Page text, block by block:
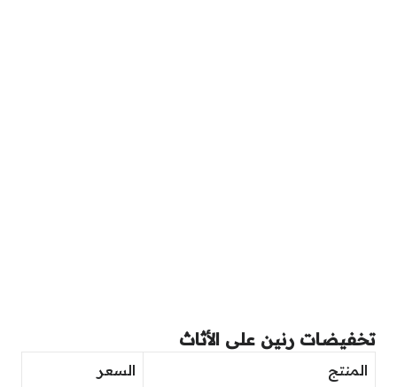
تخفيضات رنين على الأثاث
المنتج السعر